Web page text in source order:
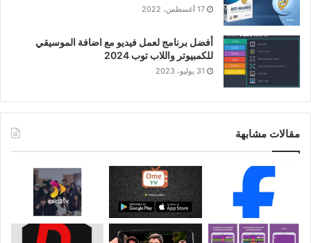
17 أغسطس، 2022
أفضل برنامج لعمل فيديو مع اضافة الموسيقي
للكمبيوتر واللاب توب 2024
31 يوليو، 2023
مقالات مشابهة